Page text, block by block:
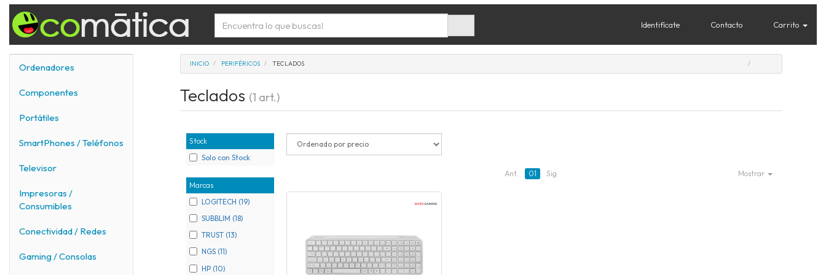
Identifícate Contacto Carrito
Ordenadores
Componentes
Portátiles
SmartPhones / Teléfonos
Televisor
Impresoras /
Consumibles
Conectividad / Redes
Gaming / Consolas
INICIO PERIFÉRICOS TECLADOS
Teclados (1 art.)
Stock
Solo con Stock
Marcas
LOGITECH (19)
SUBBLIM (18)
TRUST (13)
NGS (11)
HP (10)
Ant. 01 Sig. Mostrar